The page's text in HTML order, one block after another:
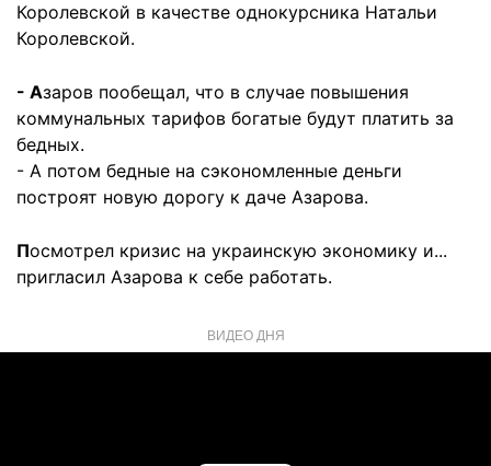
Королевской в качестве однокурсника Натальи
Королевской.
- Азаров пообещал, что в случае повышения
коммунальных тарифов богатые будут платить за
бедных.
- А потом бедные на сэкономленные деньги
построят новую дорогу к даче Азарова.
Посмотрел кризис на украинскую экономику и...
пригласил Азарова к себе работать.
ВИДЕО ДНЯ